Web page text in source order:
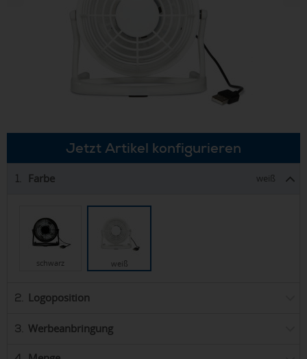
Jetzt Artikel konfigurieren
1. Farbe weiß
schwarz weiß
2. Logoposition
3. Werbeanbringung